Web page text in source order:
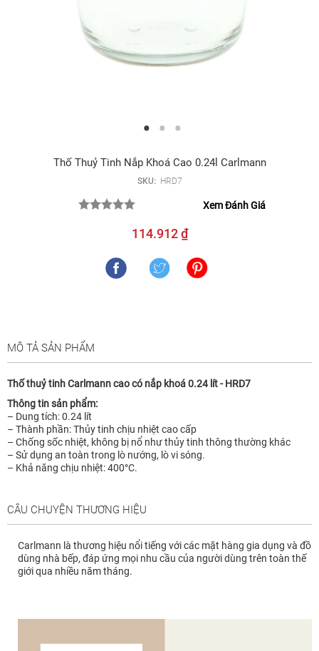
Thố Thuỷ Tinh Nắp Khoá Cao 0.24l Carlmann
SKU: HRD7
Xem Đánh Giá
114.912 ₫
MÔ TẢ SẢN PHẨM
Thố thuỷ tinh Carlmann cao có nắp khoá 0.24 lít - HRD7
Thông tin sản phẩm:
– Dung tích: 0.24 lít
– Thành phần: Thủy tinh chịu nhiệt cao cấp
– Chống sốc nhiệt, không bị nổ như thủy tinh thông thường khác
– Sử dụng an toàn trong lò nướng, lò vi sóng.
– Khả năng chịu nhiệt: 400°C.
CÂU CHUYỆN THƯƠNG HIỆU
Carlmann là thương hiệu nổi tiếng với các mặt hàng gia dụng và đồ
dùng nhà bếp, đáp ứng mọi nhu cầu của người dùng trên toàn thế
giới qua nhiều năm tháng.